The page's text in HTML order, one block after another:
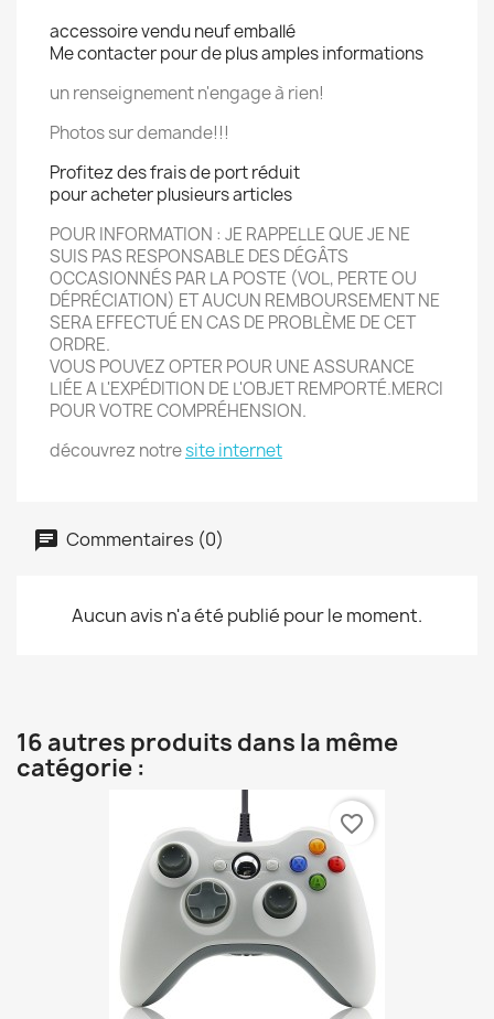
accessoire vendu neuf emballé
Me contacter pour de plus amples informations
un renseignement n'engage à rien!
Photos sur demande!!!
Profitez des frais de port réduit
pour acheter plusieurs articles
POUR INFORMATION : JE RAPPELLE QUE JE NE
SUIS PAS RESPONSABLE DES DÉGÂTS
OCCASIONNÉS PAR LA POSTE (VOL, PERTE OU
DÉPRÉCIATION) ET AUCUN REMBOURSEMENT NE
SERA EFFECTUÉ EN CAS DE PROBLÈME DE CET
ORDRE.
VOUS POUVEZ OPTER POUR UNE ASSURANCE
LIÉE A L'EXPÉDITION DE L'OBJET REMPORTÉ.MERCI
POUR VOTRE COMPRÉHENSION.
découvrez notresite internet
Commentaires (0)
Aucun avis n'a été publié pour le moment.
16 autres produits dans la même
catégorie :
favorite_border